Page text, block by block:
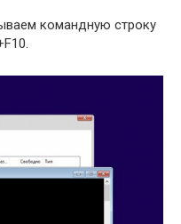
командную строку